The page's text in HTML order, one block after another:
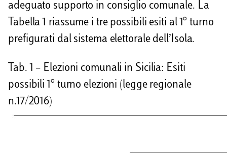
adeguato supporto in consiglio comunale. La
Tabella 1 riassume i tre possibili esiti al 1° turno
prefigurati dal sistema elettorale dell’Isola.
Tab. 1 – Elezioni comunali in Sicilia: Esiti
possibili 1° turno elezioni (legge regionale
n.17/2016)